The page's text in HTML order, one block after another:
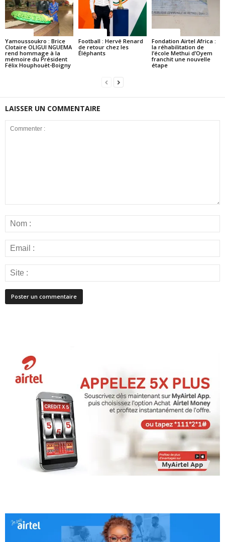
Yamoussoukro : Brice
Clotaire OLIGUI NGUEMA
rend hommage à la
mémoire du Président
Félix Houphouët-Boigny
Football : Hervé Renard
de retour chez les
Éléphants
Fondation Airtel Africa :
la réhabilitation de
l’école Methui d’Oyem
franchit une nouvelle
étape
LAISSER UN COMMENTAIRE